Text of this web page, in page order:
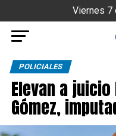
Viernes 7
POLICIALES
Elevan a
Gómez,